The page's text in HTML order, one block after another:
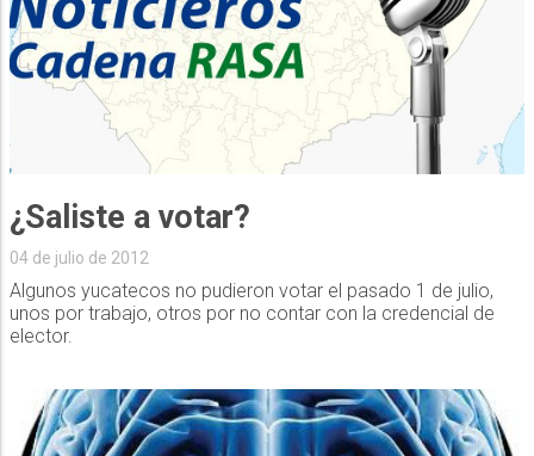
¿Saliste a votar?
04 de julio de 2012
Algunos yucatecos no pudieron votar el pasado 1 de julio,
unos por trabajo, otros por no contar con la credencial de
elector.